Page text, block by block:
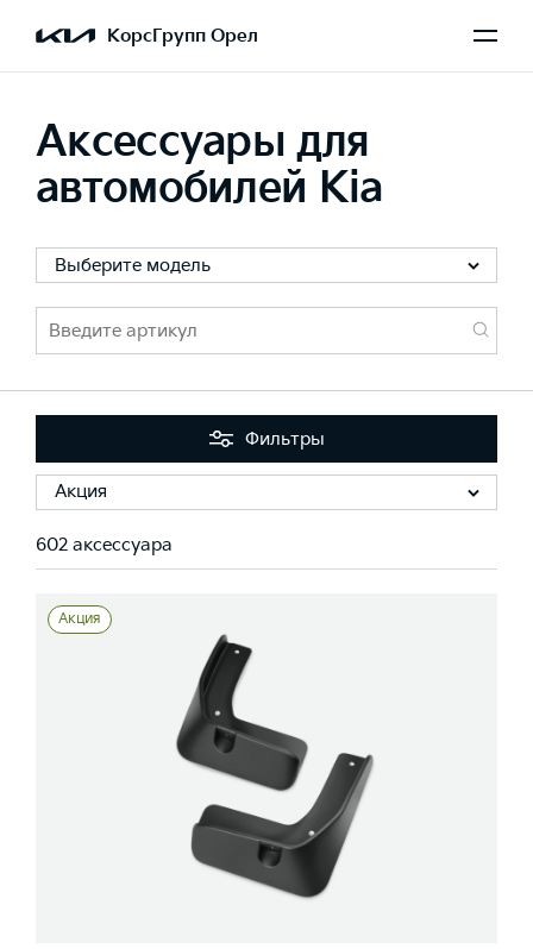
КорсГрупп Орел
Аксессуары для
автомобилей Kia
Выберите модель
Фильтры
Акция
602 аксессуара
Акция